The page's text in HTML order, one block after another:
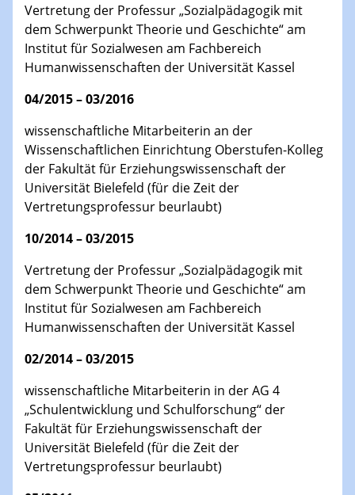
Vertretung der Professur „Sozialpädagogik mit
dem Schwerpunkt Theorie und Geschichte“ am
Institut für Sozialwesen am Fachbereich
Humanwissenschaften der Universität Kassel
04/2015 – 03/2016
wissenschaftliche Mitarbeiterin an der
Wissenschaftlichen Einrichtung Oberstufen-Kolleg
der Fakultät für Erziehungswissenschaft der
Universität Bielefeld (für die Zeit der
Vertretungsprofessur beurlaubt)
10/2014 – 03/2015
Vertretung der Professur „Sozialpädagogik mit
dem Schwerpunkt Theorie und Geschichte“ am
Institut für Sozialwesen am Fachbereich
Humanwissenschaften der Universität Kassel
02/2014 – 03/2015
wissenschaftliche Mitarbeiterin in der AG 4
„Schulentwicklung und Schulforschung“ der
Fakultät für Erziehungswissenschaft der
Universität Bielefeld (für die Zeit der
Vertretungsprofessur beurlaubt)